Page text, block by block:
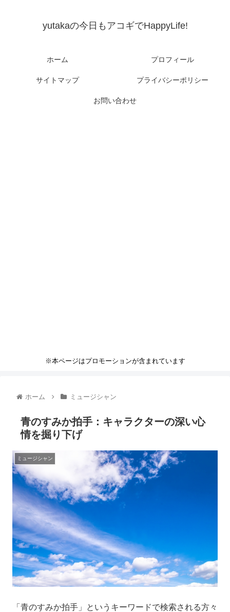
yutakaの今日もアコギでHappyLife!
ホーム プロフィール
サイトマップ プライバシーポリシー
お問い合わせ
※本ページはプロモーションが含まれています
ホーム ミュージシャン
青のすみか拍手：キャラクターの深い心
情を掘り下げ
ミュージシャン
「青のすみか拍手」というキーワードで検索される方々